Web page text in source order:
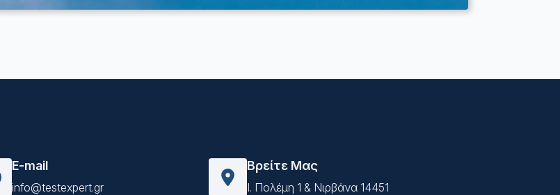
E-mail
info@testexpert.gr
Βρείτε Μας
Ι. Πολέμη 1 & Νιρβάνα 14451